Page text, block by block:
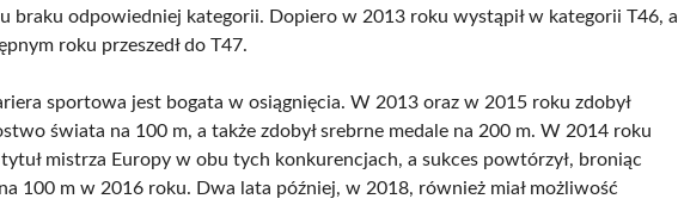
braku odpowiedniej kategorii. Dopiero w 2013 roku wystąpił w kategorii T46, a
roku przeszedł do T47.
sportowa jest bogata w osiągnięcia. W 2013 oraz w 2015 roku zdobył
świata na 100 m, a także zdobył srebrne medale na 200 m. W 2014 roku
tytuł mistrza Europy w obu tych konkurencjach, a sukces powtórzył, broniąc
100 m w 2016 roku. Dwa lata później, w 2018, również miał możliwość